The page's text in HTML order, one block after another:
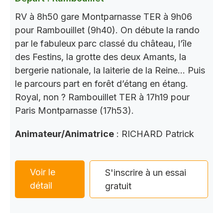
RV à 8h50 gare Montparnasse TER à 9h06
pour Rambouillet (9h40). On débute la rando
par le fabuleux parc classé du château, l’île
des Festins, la grotte des deux Amants, la
bergerie nationale, la laiterie de la Reine… Puis
le parcours part en forêt d’étang en étang.
Royal, non ? Rambouillet TER à 17h19 pour
Paris Montparnasse (17h53).
Animateur/Animatrice : RICHARD Patrick
Voir le
détail
S'inscrire à un essai
gratuit